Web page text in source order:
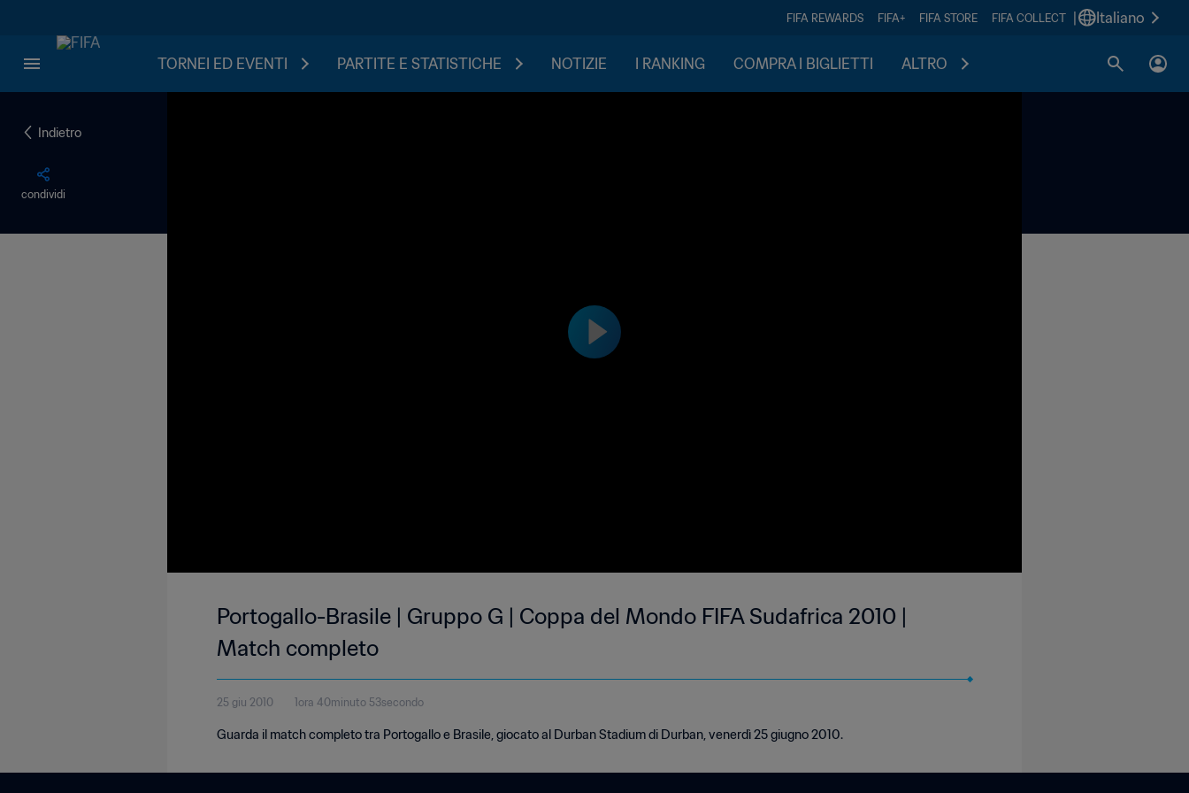
FIFA REWARDS FIFA+ FIFA STORE FIFA COLLECT Italiano
TORNEI ED EVENTI PARTITE E STATISTICHE NOTIZIE I RANKING COMPRA I BIGLIETTI ALTRO
Indietro
condividi
Portogallo-Brasile | Gruppo G | Coppa del Mondo FIFA Sudafrica 2010 |
Match completo
25 giu 2010 1ora 40minuto 53secondo
Guarda il match completo tra Portogallo e Brasile, giocato al Durban Stadium di Durban, venerdì 25 giugno 2010.